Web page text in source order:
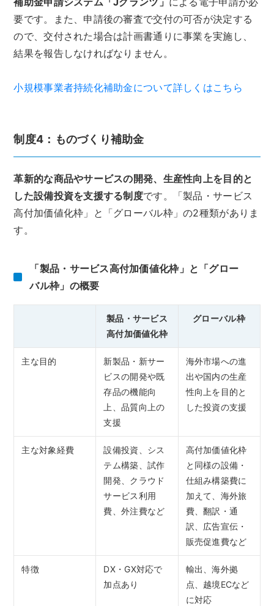
要です。また、申請後の審査で交付の可否が決定する
ので、交付された場合は計画書通りに事業を実施し、
結果を報告しなければなりません。
小規模事業者持続化補助金について詳しくはこちら
制度4：ものづくり補助金
革新的な商品やサービスの開発、生産性向上を目的と
した設備投資を支援する制度です。「製品・サービス
高付加価値化枠」と「グローバル枠」の2種類がありま
す。
「製品・サービス高付加価値化枠」と「グロー
バル枠」の概要
製品・サービス
高付加価値化枠
グローバル枠
主な目的
新製品・新サー
ビスの開発や既
存品の機能向
上、品質向上の
支援
海外市場への進
出や国内の生産
性向上を目的と
した投資の支援
主な対象経費
設備投資、シス
テム構築、試作
開発、クラウド
サービス利用
費、外注費など
高付加価値化枠
と同様の設備・
仕組み構築費に
加えて、海外旅
費、翻訳・通
訳、広告宣伝・
販売促進費など
特徴
DX・GX対応で
加点あり
輸出、海外拠
点、越境ECなど
に対応